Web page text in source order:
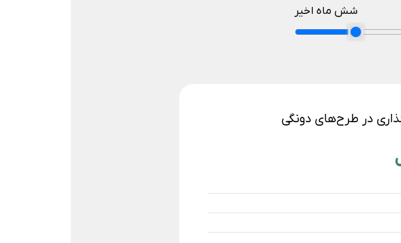
شش ماه اخیر
در طرح‌های دونگی